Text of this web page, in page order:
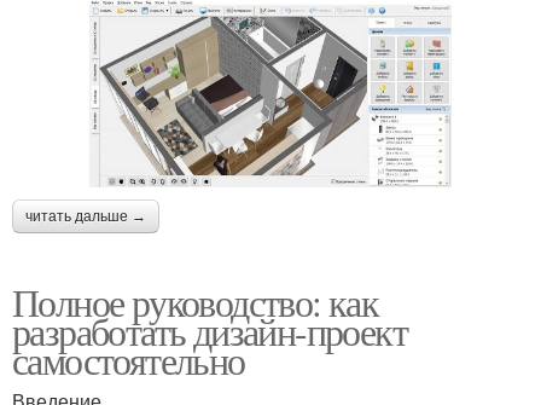
читать дальше →
Полное руководство: как
разработать дизайн-проект
самостоятельно